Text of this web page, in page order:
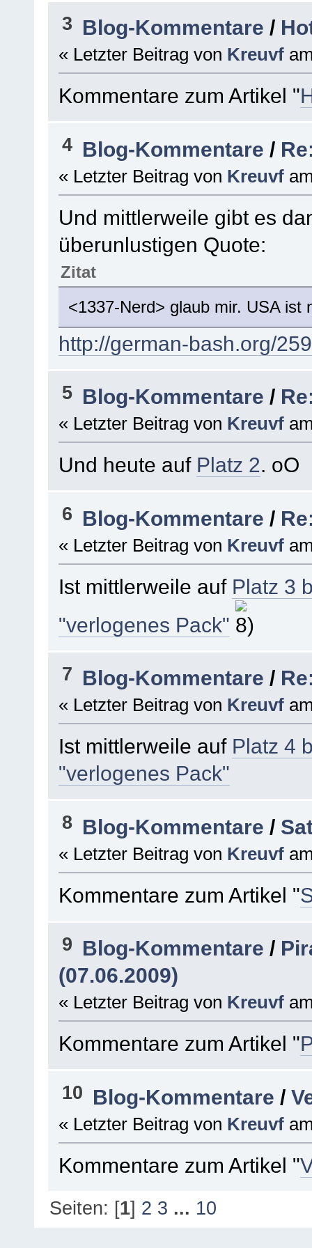
3 Blog-Kommentare /
« Letzter Beitrag von Kreuvf
Kommentare zum Artikel "
4 Blog-Kommentare /
« Letzter Beitrag von Kreuvf
Und mittlerweile gibt es
überunlustigen Quote:
Zitat
<1337-Nerd> glaub mir. USA ist
http://german-bash.org/
5 Blog-Kommentare /
« Letzter Beitrag von Kreuvf
Und heute auf Platz 2. oO
6 Blog-Kommentare /
« Letzter Beitrag von Kreuvf
Ist mittlerweile auf Platz 3
"verlogenes Pack"
7 Blog-Kommentare /
« Letzter Beitrag von Kreuvf
Ist mittlerweile auf Platz 4
"verlogenes Pack"
8 Blog-Kommentare /
« Letzter Beitrag von Kreuvf
Kommentare zum Artikel "
9 Blog-Kommentare /
(07.06.2009)
« Letzter Beitrag von Kreuvf
Kommentare zum Artikel "
10 Blog-Kommentare /
« Letzter Beitrag von Kreuvf
Kommentare zum Artikel "
Seiten: [1] 2 3 ... 10